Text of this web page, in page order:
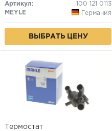
Артикул:
100 121 0113
MEYLE
Германия
ВЫБРАТЬ ЦЕНУ
Термостат